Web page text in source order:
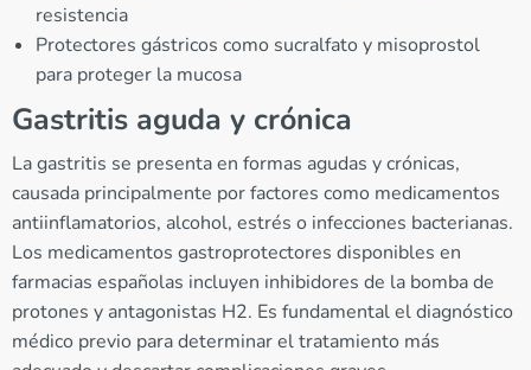
resistencia
Protectores gástricos como sucralfato y misoprostol
para proteger la mucosa
Gastritis aguda y crónica
La gastritis se presenta en formas agudas y crónicas,
causada principalmente por factores como medicamentos
antiinflamatorios, alcohol, estrés o infecciones bacterianas.
Los medicamentos gastroprotectores disponibles en
farmacias españolas incluyen inhibidores de la bomba de
protones y antagonistas H2. Es fundamental el diagnóstico
médico previo para determinar el tratamiento más